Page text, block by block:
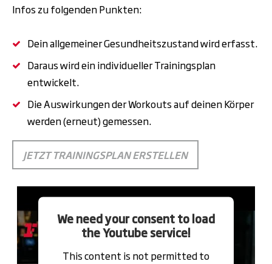
Infos zu folgenden Punkten:
Dein allgemeiner Gesundheitszustand wird erfasst.
Daraus wird ein individueller Trainingsplan
entwickelt.
Die Auswirkungen der Workouts auf deinen Körper
werden (erneut) gemessen.
JETZT TRAININGSPLAN ERSTELLEN
Video
Player
We need your consent to load
the Youtube service!
This content is not permitted to